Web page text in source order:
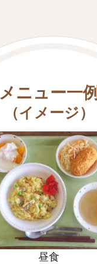
メニュー一例
（イメージ）
昼食